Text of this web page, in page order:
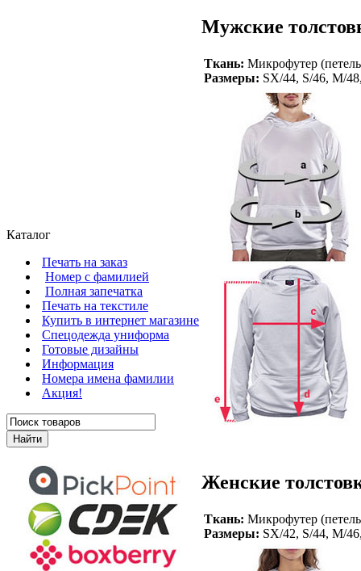
Каталог
Печать на заказ
Номер с фамилией
Полная запечатка
Печать на текстиле
Купить в интернет магазине
Cпецодежда униформа
Готовые дизайны
Информация
Номера имена фамилии
Акция!
Мужские
Ткань: Микрофутер
Размеры: SX/44, S/46, M/
Женские
Ткань: Микрофутер
Размеры: SX/42, S/44, M/